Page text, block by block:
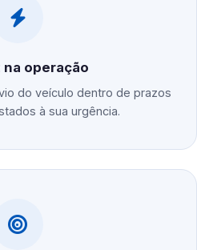
na operação
do veículo dentro de prazos
à sua urgência.